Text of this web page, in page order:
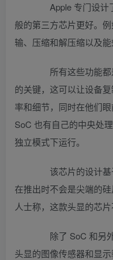
Apple 专门设计
般的第三方芯片更好。
输、压缩和解压缩以及能
所有这些功能都
的关键，这可以让设备
率和细节，同时在他们
SoC 也有自己的中央处
独立模式下运行。
该芯片的设计基
在推出时不会是尖端的
人士称，这款头显的芯
除了 SoC 和另外
头显的图像传感器和显